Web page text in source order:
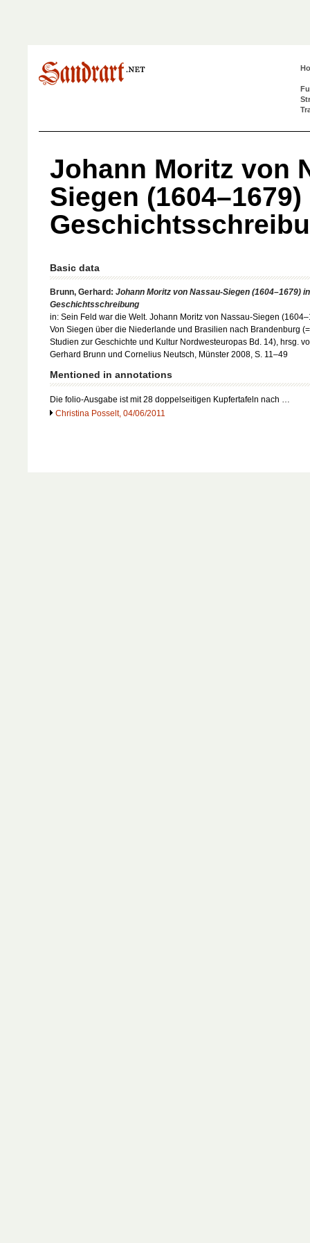
Johann Moritz von
Siegen
Basic data
Brunn, Gerhard: Johann Moritz von Nassau-Siegen (1604–1679)
Geschichtsschreibung
in: Sein Feld war die Welt. Johann Moritz von Nassau-Siegen
Von Siegen über die Niederlande und Brasilien nach Brandenburg (=
Studien zur Geschichte und Kultur Nordwesteuropas Bd. 14), hrsg.
Gerhard Brunn und Cornelius Neutsch, Münster 2008, S. 11–49
Mentioned in annotations
Die folio-Ausgabe ist mit 28 doppelseitigen Kupfertafeln nach …
Christina Posselt, 04/06/2011